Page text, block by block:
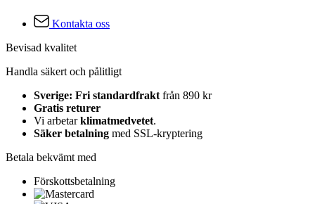
Kontakta oss
Bevisad kvalitet
Handla säkert och pålitligt
Sverige: Fri standardfrakt från 890 kr
Gratis returer
Vi arbetarklimatmedvetet.
Säker betalning med SSL-kryptering
Betala bekvämt med
Förskottsbetalning